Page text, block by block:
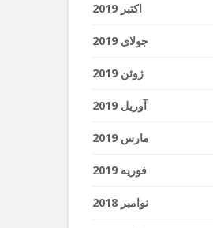
اکتبر 2019
جولای 2019
ژوئن 2019
آوریل 2019
مارس 2019
فوریه 2019
نوامبر 2018